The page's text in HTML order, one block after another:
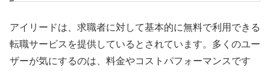
アイリードは、求職者に対して基本的に無料で利用できる
転職サービスを提供しているとされています。多くのユー
ザーが気にするのは、料金やコストパフォーマンスです